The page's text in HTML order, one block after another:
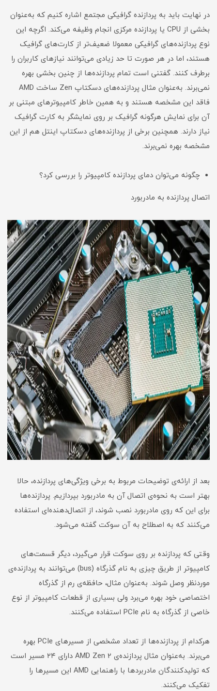
در نهایت باید به پردازنده گرافیکی مجتمع اشاره کنیم که به‌عنوان
بخشی از CPU یا پردازنده مرکزی انجام وظیفه می‌کند. اگرچه این
نوع پردازنده‌های گرافیکی معمولا ضعیف‌تر از کارت‌های گرافیک
هستند، اما در هر صورت تا حد زیادی می‌توانند نیازهای کاربران را
برطرف کنند. گفتنی است تمام پردازنده‌ها از چنین بخشی بهره
نمی‌برند. به‌عنوان مثال پردازنده‌های دسکتاپ Zen ساخت AMD
فاقد این مشخصه هستند و به همین خاطر کامپیوترهای مبتنی بر
آن برای نمایش هرگونه گرافیک بر روی نمایشگر به کارت گرافیک
نیاز دارند. همچنین برخی از پردازنده‌های دسکتاپ اینتل هم از این
مشخصه بهره نمی‌برند.
چگونه می‌توان دمای پردازنده کامپیوتر را بررسی کرد؟
اتصال پردازنده به مادربورد
بعد از ارائه‌ی توضیحات مربوط به برخی ویژگی‌های پردازنده، حالا
بهتر است به نحوه‌ی اتصال آن به مادربورد بپردازیم. پردازنده‌ها
برای این که روی مادربورد نصب شوند، از اتصال‌دهنده‌ای استفاده
می‌کنند که به اصطلاح به آن سوکت گفته می‌شود.
وقتی که پردازنده بر روی سوکت قرار می‌گیرد، دیگر قسمت‌های
کامپیوتر از طریق چیزی به نام گذرگاه (bus) می‌توانند به پردازنده‌ی
موردنظر وصل شوند. به‌عنوان مثال، حافظه‌ی رم از گذرگاه
اختصاصی خود بهره می‌برد ولی بسیاری از قطعات کامپیوتر از نوع
خاصی از گذرگاه به نام PCIe استفاده می‌کنند.
هرکدام از پردازنده‌ها از تعداد مشخصی از مسیرهای PCIe بهره
می‌برند. به‌عنوان مثال پردازنده‌ی AMD Zen 2 دارای ۲۴ مسیر است
که تولیدکنندگان مادربردها با راهنمایی AMD این مسیرها را
تفکیک می‌کنند.